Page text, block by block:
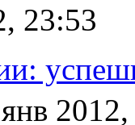
23:53